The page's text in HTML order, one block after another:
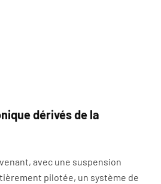
dérivés de la
avec une suspension
pilotée, un système de